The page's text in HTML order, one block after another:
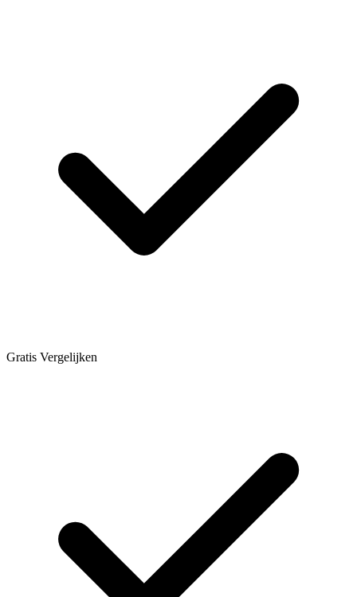
Gratis Vergelijken